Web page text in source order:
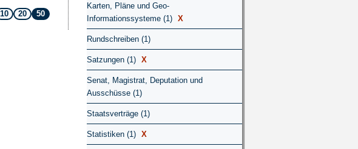
10 20 50
Karten, Pläne und Geo-
Informationssysteme (1) X
Rundschreiben (1)
Satzungen (1) X
Senat, Magistrat, Deputation und
Ausschüsse (1)
Staatsverträge (1)
Statistiken (1) X